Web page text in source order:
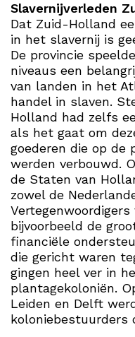
Slavernijverleden
Dat Zuid-Holland
in het slavernij is
De provincie
niveaus een
van landen in het
handel in slaven.
Holland had zelfs
als het gaat om
goederen die op de
werden verbouwd.
de Staten van
zowel de
bijvoorbeeld de
financiële
die gericht waren
gingen heel ver in
plantagekoloniën.
Leiden en Delft
koloniebestuurders